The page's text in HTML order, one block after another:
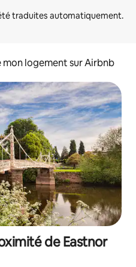
logement sur Airbnb
de Eastnor